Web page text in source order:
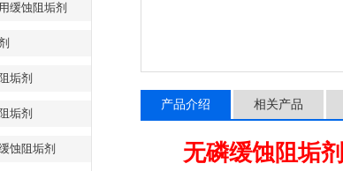
缓蚀阻垢剂
垢剂
垢剂
蚀阻垢剂
产品介绍 相关产品
无磷缓蚀阻垢剂